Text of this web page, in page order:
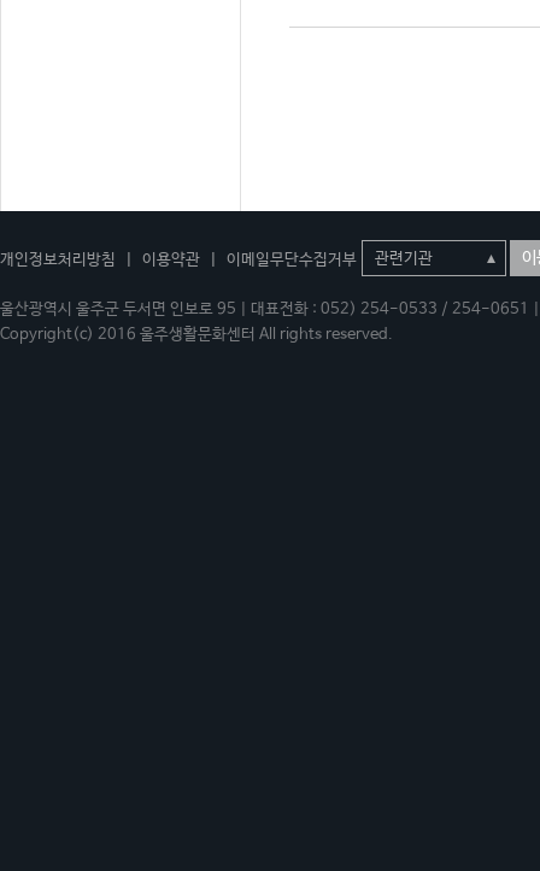
개인정보처리방침 이용약관 이메일무단수집거부 이
울산광역시 울주군 두서면 인보로 95 | 대표전화 : 052) 254-0533 / 254-
Copyright(c) 2016 울주생활문화센터 All rights reserved.